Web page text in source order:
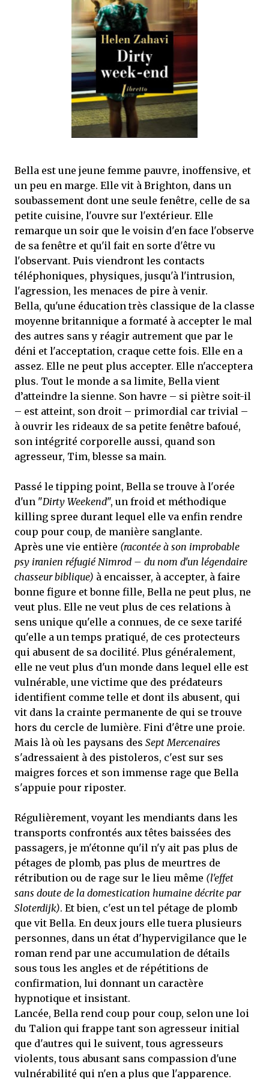
mettre sous tous les yeux. C'est cela...
Bella est une jeune femme pauvre, inoffensive, et
un peu en marge. Elle vit à Brighton, dans un
soubassement dont une seule fenêtre, celle de sa
petite cuisine, l'ouvre sur l'extérieur. Elle
remarque un soir que le voisin d'en face l'observe
de sa fenêtre et qu'il fait en sorte d'être vu
l'observant. Puis viendront les contacts
téléphoniques, physiques, jusqu'à l'intrusion,
l'agression, les menaces de pire à venir.
Bella, qu'une éducation très classique de la classe
moyenne britannique a formaté à accepter le mal
des autres sans y réagir autrement que par le
déni et l'acceptation, craque cette fois. Elle en a
assez. Elle ne peut plus accepter. Elle n'acceptera
plus. Tout le monde a sa limite, Bella vient
d’atteindre la sienne. Son havre – si piètre soit-il
– est atteint, son droit – primordial car trivial –
à ouvrir les rideaux de sa petite fenêtre bafoué,
son intégrité corporelle aussi, quand son
agresseur, Tim, blesse sa main.
Passé le tipping point, Bella se trouve à l'orée
d'un "Dirty Weekend", un froid et méthodique
killing spree durant lequel elle va enfin rendre
coup pour coup, de manière sanglante.
Après une vie entière (racontée à son improbable
psy iranien réfugié Nimrod – du nom d'un légendaire
chasseur biblique) à encaisser, à accepter, à faire
bonne figure et bonne fille, Bella ne peut plus, ne
veut plus. Elle ne veut plus de ces relations à
sens unique qu'elle a connues, de ce sexe tarifé
qu'elle a un temps pratiqué, de ces protecteurs
qui abusent de sa docilité. Plus généralement,
elle ne veut plus d'un monde dans lequel elle est
vulnérable, une victime que des prédateurs
identifient comme telle et dont ils abusent, qui
vit dans la crainte permanente de qui se trouve
hors du cercle de lumière. Fini d'être une proie.
Mais là où les paysans des Sept Mercenaires
s'adressaient à des pistoleros, c'est sur ses
maigres forces et son immense rage que Bella
s'appuie pour riposter.
Régulièrement, voyant les mendiants dans les
transports confrontés aux têtes baissées des
passagers, je m'étonne qu'il n'y ait pas plus de
pétages de plomb, pas plus de meurtres de
rétribution ou de rage sur le lieu même (l'effet
sans doute de la domestication humaine décrite par
Sloterdijk). Et bien, c'est un tel pétage de plomb
que vit Bella. En deux jours elle tuera plusieurs
personnes, dans un état d'hypervigilance que le
roman rend par une accumulation de détails
sous tous les angles et de répétitions de
confirmation, lui donnant un caractère
hypnotique et insistant.
Lancée, Bella rend coup pour coup, selon une loi
du Talion qui frappe tant son agresseur initial
que d'autres qui le suivent, tous agresseurs
violents, tous abusant sans compassion d'une
vulnérabilité qui n'en a plus que l'apparence.